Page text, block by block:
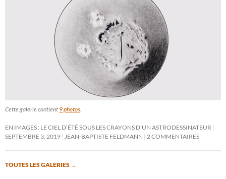
Cette galerie contient 9 photos
EN IMAGES : LE CIEL D’ÉTÉ SOUS LES CRAYONS D’UN ASTRODESSINATEUR
SEPTEMBRE 3, 2019
JEAN-BAPTISTE FELDMANN 2 COMMENTAIRES
TOUTES LES GALERIES →